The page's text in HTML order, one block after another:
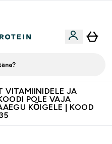
VITAMIINIDELE JA
POLE VAJA
KÕIGELE | KOOD